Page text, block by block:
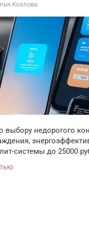
Козлова
выбору недорогого
системы до 25000